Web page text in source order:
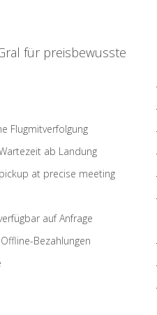
für preisbewusste
Flugmitverfolgung
ab Landung
at precise meeting
auf Anfrage
Bezahlungen